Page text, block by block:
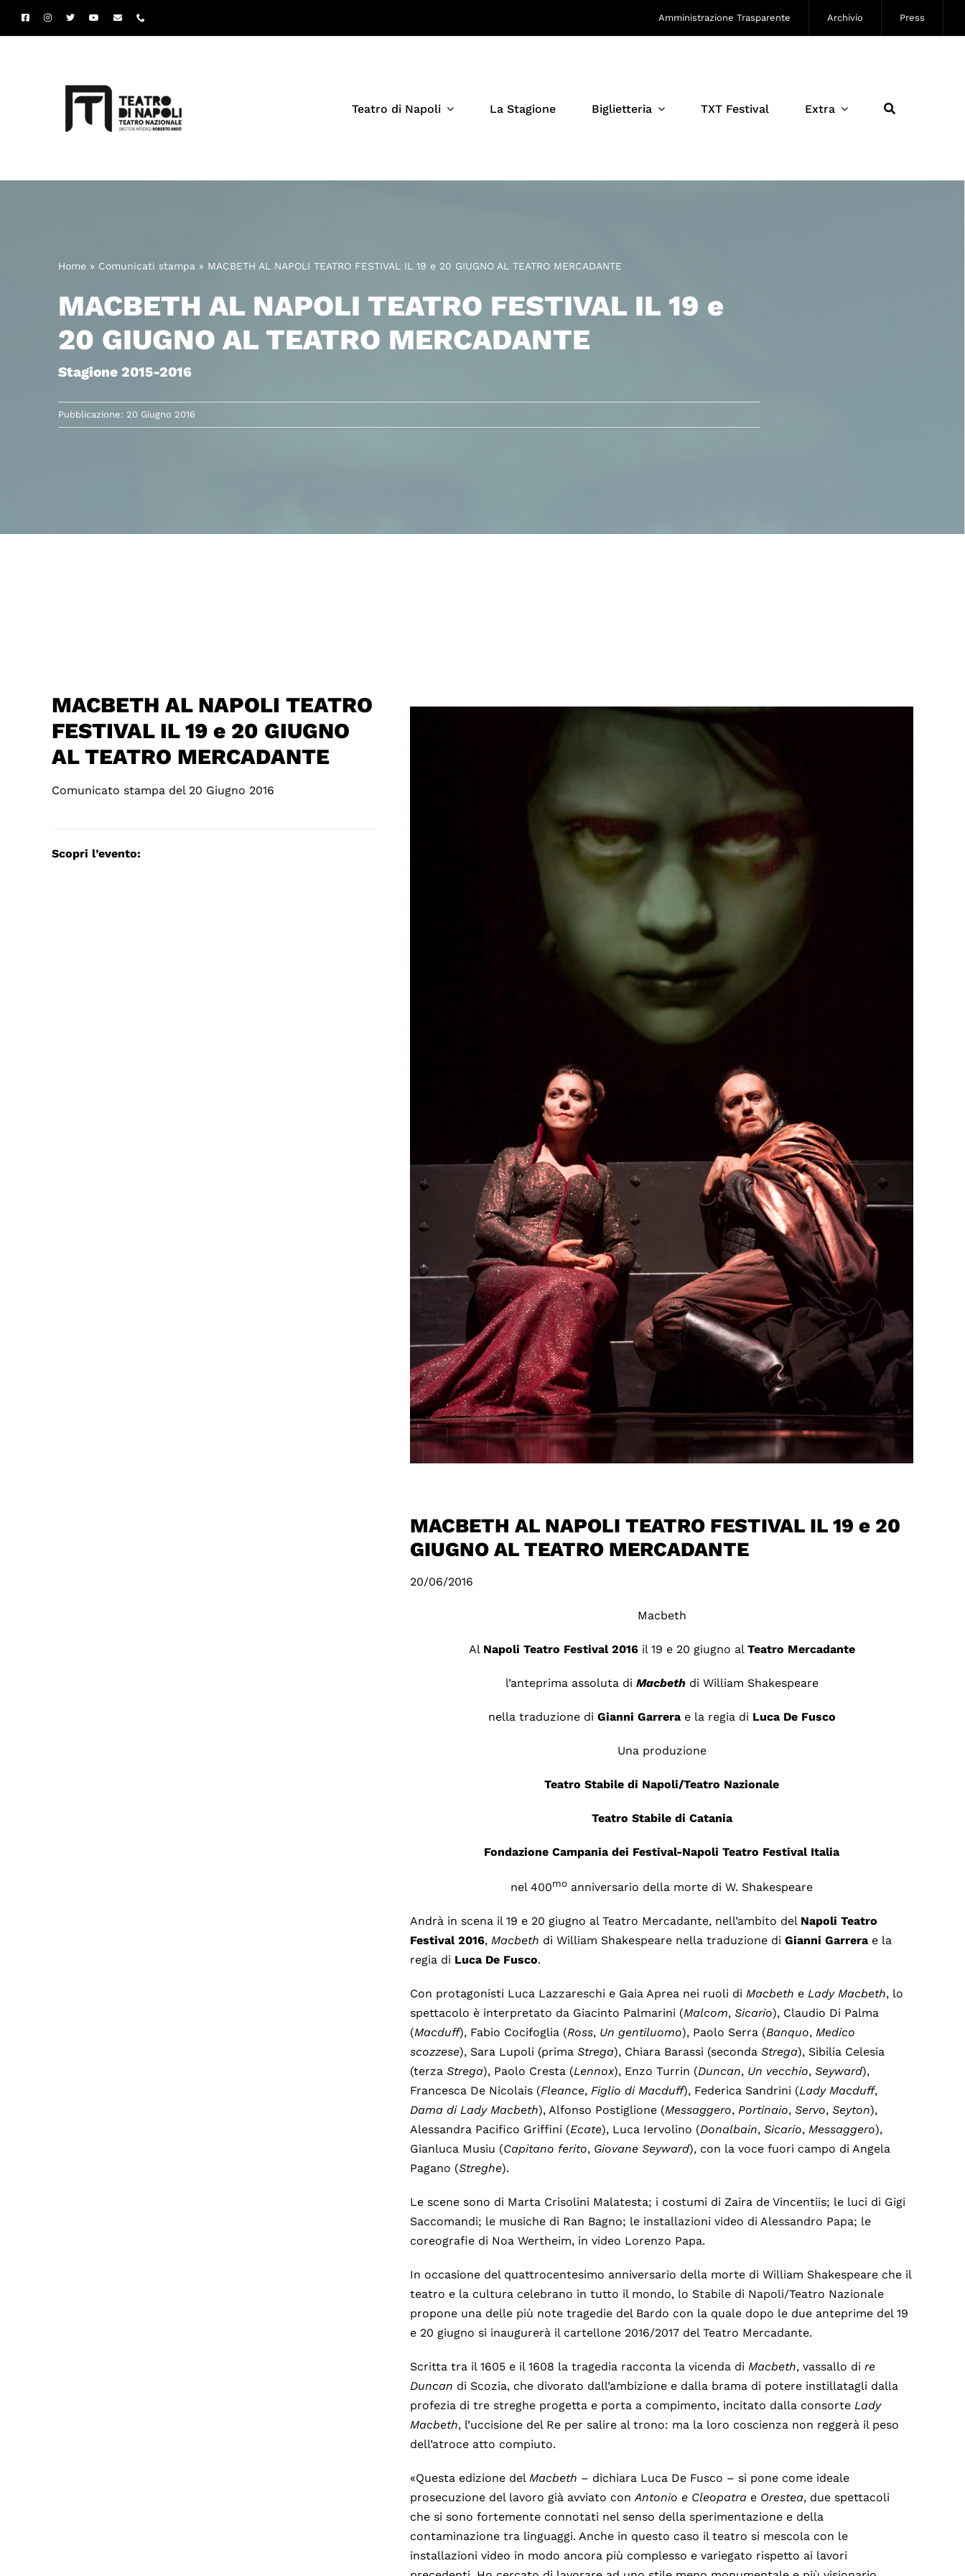
Amministrazione Trasparente Archivio Press
Teatro di Napoli La Stagione Biglietteria TXT Festival Extra
Home» Comunicati stampa » MACBETH AL NAPOLI TEATRO FESTIVAL IL 19 e 20 GIUGNO AL TEATRO MERCADANTE
MACBETH AL NAPOLI TEATRO FESTIVAL IL 19 e
20 GIUGNO AL TEATRO MERCADANTE
Stagione 2015-2016
Pubblicazione: 20 Giugno 2016
MACBETH AL NAPOLI TEATRO
FESTIVAL IL 19 e 20 GIUGNO
AL TEATRO MERCADANTE
Comunicato stampa del 20 Giugno 2016
Scopri l’evento:
MACBETH AL NAPOLI TEATRO FESTIVAL IL 19 e 20
GIUGNO AL TEATRO MERCADANTE
20/06/2016
Macbeth
Al Napoli Teatro Festival 2016 il 19 e 20 giugno al Teatro Mercadante
l’anteprima assoluta di Macbethdi William Shakespeare
nella traduzione di Gianni Garrerae la regia di Luca De Fusco
Una produzione
Teatro Stabile di Napoli/Teatro Nazionale
Teatro Stabile di Catania
Fondazione Campania dei Festival-Napoli Teatro Festival Italia
nel 400mo anniversario della morte di W. Shakespeare
Andrà in scena il 19 e 20 giugno al Teatro Mercadante, nell’ambito del Napoli Teatro
Festival 2016,Macbeth di William Shakespeare nella traduzione diGianni Garrera e la
regia di Luca De Fusco.
Con protagonisti Luca Lazzareschi e Gaia Aprea nei ruoli diMacbeth eLady Macbeth, lo
spettacolo è interpretato da Giacinto Palmarini (Malcom,Sicario), Claudio Di Palma
(Macduff), Fabio Cocifoglia (Ross, Un gentiluomo), Paolo Serra (Banquo,Medico
scozzese), Sara Lupoli (primaStrega), Chiara Barassi (secondaStrega), Sibilia Celesia
(terzaStrega), Paolo Cresta (Lennox), Enzo Turrin (Duncan, Un vecchio,Seyward),
Francesca De Nicolais (Fleance,Figlio di Macduff), Federica Sandrini (Lady Macduff,
Dama di Lady Macbeth), Alfonso Postiglione (Messaggero,Portinaio,Servo,Seyton),
Alessandra Pacifico Griffini (Ecate), Luca Iervolino (Donalbain,Sicario,Messaggero),
Gianluca Musiu (Capitano ferito, Giovane Seyward), con la voce fuori campo di Angela
Pagano (Streghe).
Le scene sono di Marta Crisolini Malatesta; i costumi di Zaira de Vincentiis; le luci di Gigi
Saccomandi; le musiche di Ran Bagno; le installazioni video di Alessandro Papa; le
coreografie di Noa Wertheim, in video Lorenzo Papa.
In occasione del quattrocentesimo anniversario della morte di William Shakespeare che il
teatro e la cultura celebrano in tutto il mondo, lo Stabile di Napoli/Teatro Nazionale
propone una delle più note tragedie del Bardo con la quale dopo le due anteprime del 19
e 20 giugno si inaugurerà il cartellone 2016/2017 del Teatro Mercadante.
Scritta tra il 1605 e il 1608 la tragedia racconta la vicenda diMacbeth, vassallo dire
Duncan di Scozia, che divorato dall’ambizione e dalla brama di potere instillatagli dalla
profezia di tre streghe progetta e porta a compimento, incitato dalla consorteLady
Macbeth, l’uccisione del Re per salire al trono: ma la loro coscienza non reggerà il peso
dell’atroce atto compiuto.
«Questa edizione delMacbeth – dichiara Luca De Fusco – si pone come ideale
prosecuzione del lavoro già avviato conAntonio e Cleopatra e Orestea, due spettacoli
che si sono fortemente connotati nel senso della sperimentazione e della
contaminazione tra linguaggi. Anche in questo caso il teatro si mescola con le
installazioni video in modo ancora più complesso e variegato rispetto ai lavori